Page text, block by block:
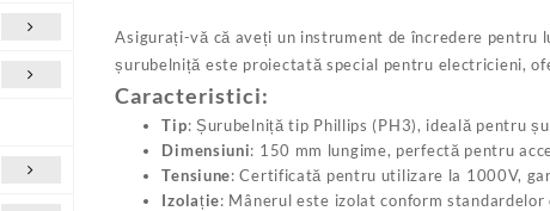
Asigurați-vă că aveți un instrument de încredere pentru
șurubelniță este proiectată special pentru electricieni,
Caracteristici:
Tip: Șurubelniță tip Phillips (PH3), ideală pentru
Dimensiuni: 150 mm lungime, perfectă pentru
Tensiune: Certificată pentru utilizare la 1000V,
Izolație: Mânerul este izolat conform